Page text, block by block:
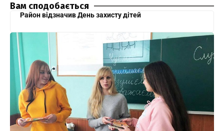
Вам сподобається
Район відзначив День захисту дітей